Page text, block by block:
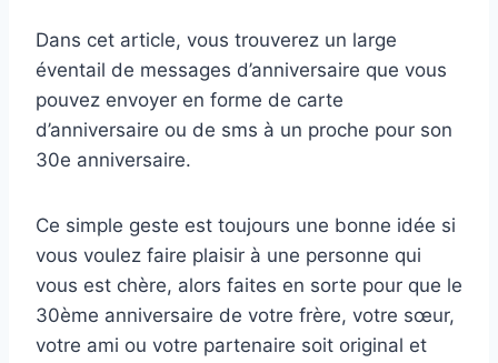
Dans cet article, vous trouverez un large
éventail de messages d’anniversaire que vous
pouvez envoyer en forme de carte
d’anniversaire ou de sms à un proche pour son
30e anniversaire.
Ce simple geste est toujours une bonne idée si
vous voulez faire plaisir à une personne qui
vous est chère, alors faites en sorte pour que le
30ème anniversaire de votre frère, votre sœur,
votre ami ou votre partenaire soit original et